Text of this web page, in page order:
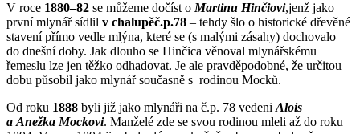
V roce 1880–82 se můžeme dočíst o Martinu Hinčiovi,jenž jako
první mlynář sídlil v chalupěč.p.78 – tehdy šlo o historické dřevěné
stavení přímo vedle mlýna, které se (s malými zásahy) dochovalo
do dnešní doby. Jak dlouho se Hinčica věnoval mlynářskému
řemeslu lze jen těžko odhadovat. Je ale pravděpodobné, že určitou
dobu působil jako mlynář současně s rodinou Mocků.
Od roku 1888 byli již jako mlynáři na č.p. 78 vedeni Alois
a Anežka Mockovi. Manželé zde se svou rodinou mleli až do roku